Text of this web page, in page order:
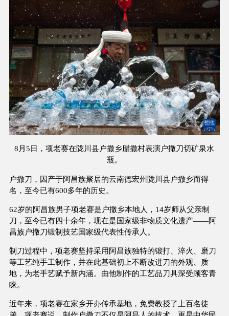
8月5日，项老赛在陇川县户撒乡腊撒村表演户撒刀切矿泉水
瓶。
户撒刀，因产于阿昌族聚居的云南德宏州陇川县户撒乡而得
名，至今已有600多年的历史。
62岁的阿昌族男子项老赛是户撒乡本地人，14岁师从父亲制
刀，至今已有四十余年，现在是国家级非物质文化遗产——阿
昌族户撒刀锻制技艺国家级代表性传承人。
制刀过程中，项老赛坚持采用阿昌族独特的锻打、淬火、磨刀
等工艺纯手工制作，并在此基础初上不断改进刀的外观、质
地，为老手艺赋予新内涵。由他制作的工艺品刀具深受顾客青
睐。
近年来，项老赛在家乡开办传承基地，免费教授了上百名徒